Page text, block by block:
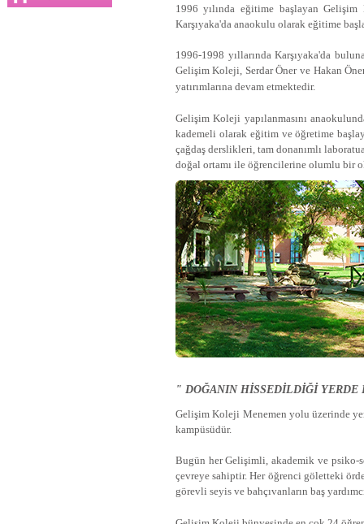
1996 yılında eğitime başlayan
Karşıyaka'da anaokulu olarak eğitime
1996-1998 yıllarında Karşıyaka'da
Gelişim Koleji, Serdar Öner ve Hakan
yatırımlarına devam etmektedir.
Gelişim Koleji yapılanmasını
kademeli olarak eğitim ve öğretime
çağdaş derslikleri, tam donanımlı
doğal ortamı ile öğrencilerine olumlu bir
" DOĞANIN HİSSEDİLDİĞİ YERDE
Gelişim Koleji Menemen yolu üzerinde
kampüsüdür.
Bugün her Gelişimli, akademik ve psiko-
çevreye sahiptir. Her öğrenci göletteki
görevli seyis ve bahçıvanların baş